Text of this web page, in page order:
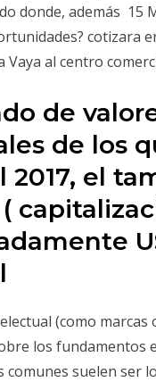
donde, además 15
cotizara
Vaya al centro
de
de los
2017, el
(como
los fundamentos
suelen ser